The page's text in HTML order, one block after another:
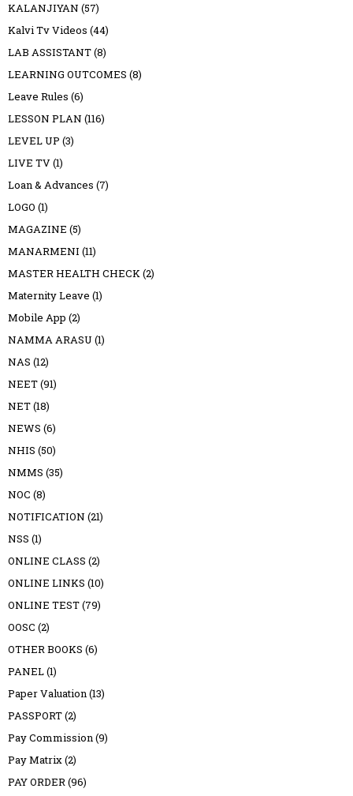
KALANJIYAN (57)
Kalvi Tv Videos (44)
LAB ASSISTANT(8)
LEARNING OUTCOMES (8)
Leave Rules (6)
LESSON PLAN (116)
LEVEL UP (3)
LIVE TV(1)
Loan & Advances (7)
LOGO (1)
MAGAZINE (5)
MANARMENI (11)
MASTER HEALTH CHECK(2)
Maternity Leave (1)
Mobile App (2)
NAMMA ARASU (1)
NAS (12)
NEET(91)
NET(18)
NEWS (6)
NHIS (50)
NMMS (35)
NOC (8)
NOTIFICATION (21)
NSS (1)
ONLINE CLASS (2)
ONLINE LINKS (10)
ONLINE TEST(79)
OOSC (2)
OTHER BOOKS (6)
PANEL(1)
Paper Valuation(13)
PASSPORT(2)
Pay Commission(9)
Pay Matrix(2)
PAY ORDER(96)